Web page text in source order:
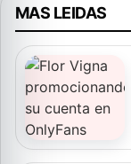
MAS LEIDAS